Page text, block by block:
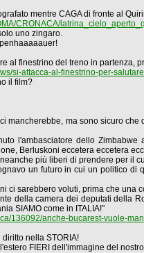
mentre CAGA di fronte al
CRONACA/
uno zingaro.
al finestrino del treno in partenza,
si-attacca-al-finestrino-per-
il film?
mancherebbe, ma sono sicuro
l'ambasciatore dello
Berluskoni eccetera eccetera
più liberi di prendere per il
un futuro in cui un politico di
ci sarebbero voluti, prima che una
della camera dei deputati della
SIAMO come in ITALIA!"
136092/anche-bucarest-vuole-
diritto nella STORIA!
FIERI dell'immagine del